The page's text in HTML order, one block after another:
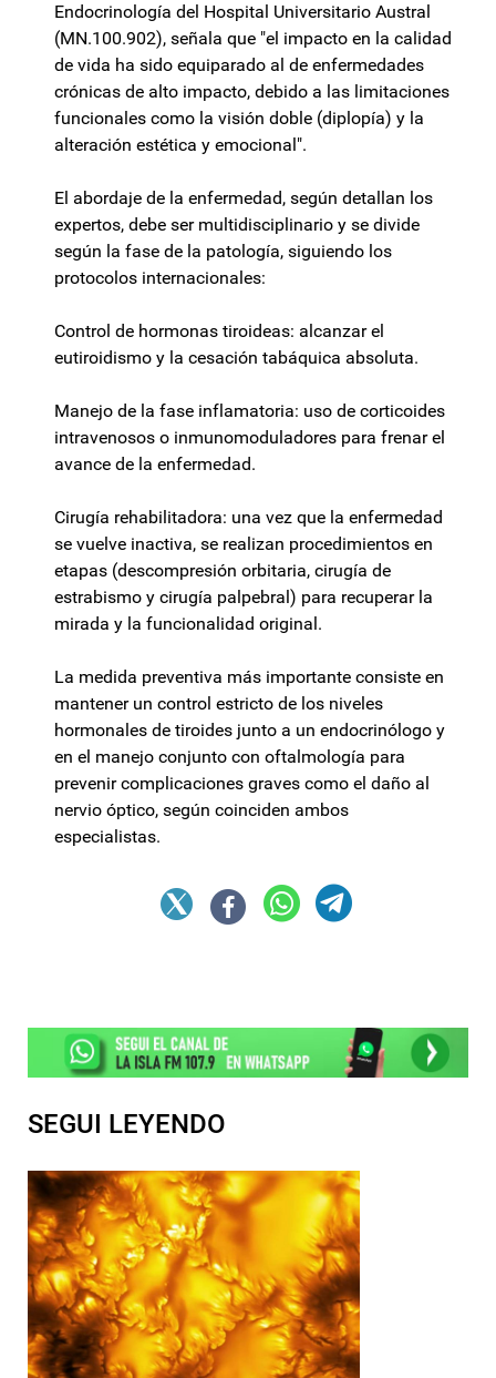
Endocrinología del Hospital Universitario Austral
(MN.100.902), señala que "el impacto en la calidad
de vida ha sido equiparado al de enfermedades
crónicas de alto impacto, debido a las limitaciones
funcionales como la visión doble (diplopía) y la
alteración estética y emocional".
El abordaje de la enfermedad, según detallan los
expertos, debe ser multidisciplinario y se divide
según la fase de la patología, siguiendo los
protocolos internacionales:
Control de hormonas tiroideas: alcanzar el
eutiroidismo y la cesación tabáquica absoluta.
Manejo de la fase inflamatoria: uso de corticoides
intravenosos o inmunomoduladores para frenar el
avance de la enfermedad.
Cirugía rehabilitadora: una vez que la enfermedad
se vuelve inactiva, se realizan procedimientos en
etapas (descompresión orbitaria, cirugía de
estrabismo y cirugía palpebral) para recuperar la
mirada y la funcionalidad original.
La medida preventiva más importante consiste en
mantener un control estricto de los niveles
hormonales de tiroides junto a un endocrinólogo y
en el manejo conjunto con oftalmología para
prevenir complicaciones graves como el daño al
nervio óptico, según coinciden ambos
especialistas.
SEGUI LEYENDO